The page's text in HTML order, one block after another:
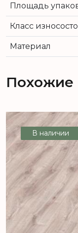
Площадь
Класс
Материал
Похожие
В наличии